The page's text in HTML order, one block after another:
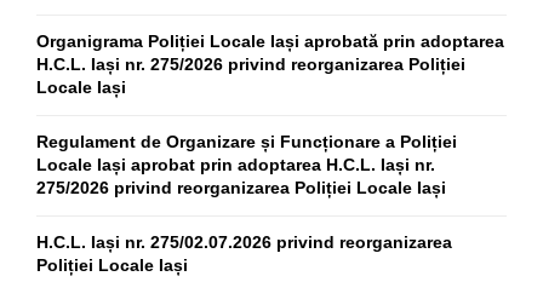
Organigrama Poliției Locale Iași aprobată prin adoptarea
H.C.L. Iași nr. 275/2026 privind reorganizarea Poliției
Locale Iași
Regulament de Organizare și Funcționare a Poliției
Locale Iași aprobat prin adoptarea H.C.L. Iași nr.
275/2026 privind reorganizarea Poliției Locale Iași
H.C.L. Iași nr. 275/02.07.2026 privind reorganizarea
Poliției Locale Iași